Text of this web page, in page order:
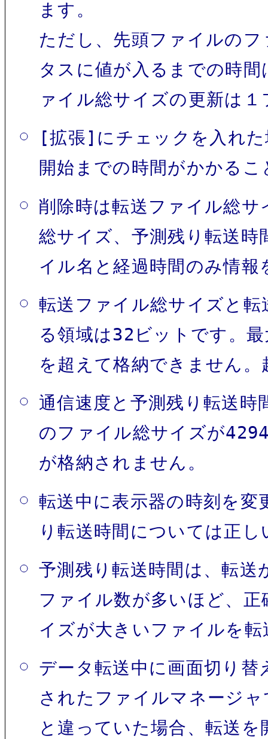
ます。
ただし、先頭ファイルの
タスに値が入るまでの時
ァイル総サイズの更新は
[拡張]にチェックを入れ
開始までの時間がかかる
削除時は転送ファイル総
総サイズ、予測残り転送
イル名と経過時間のみ情
転送ファイル総サイズと
る領域は32ビットです。
を超えて格納できません
通信速度と予測残り転送
のファイル総サイズが
が格納されません。
転送中に表示器の時刻を変
り転送時間については正
予測残り転送時間は、転
ファイル数が多いほど、
イズが大きいファイルを
データ転送中に画面切り
されたファイルマネージ
と違っていた場合、転送